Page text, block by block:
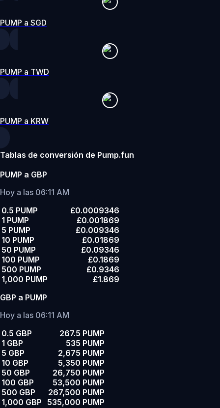
PUMP a SGD
PUMP a TWD
PUMP a KRW
Tablas de conversión de Pump.fun
PUMP a GBP
Hoy a las 06:11 AM
0.5 PUMP
£0.0009346
1 PUMP
£0.001869
5 PUMP
£0.009346
10 PUMP
£0.01869
50 PUMP
£0.09346
100 PUMP
£0.1869
500 PUMP
£0.9346
1,000 PUMP
£1.869
GBP a PUMP
Hoy a las 06:11 AM
0.5 GBP
267.5 PUMP
1 GBP
535 PUMP
5 GBP
2,675 PUMP
10 GBP
5,350 PUMP
50 GBP
26,750 PUMP
100 GBP
53,500 PUMP
500 GBP
267,500 PUMP
1,000 GBP
535,000 PUMP